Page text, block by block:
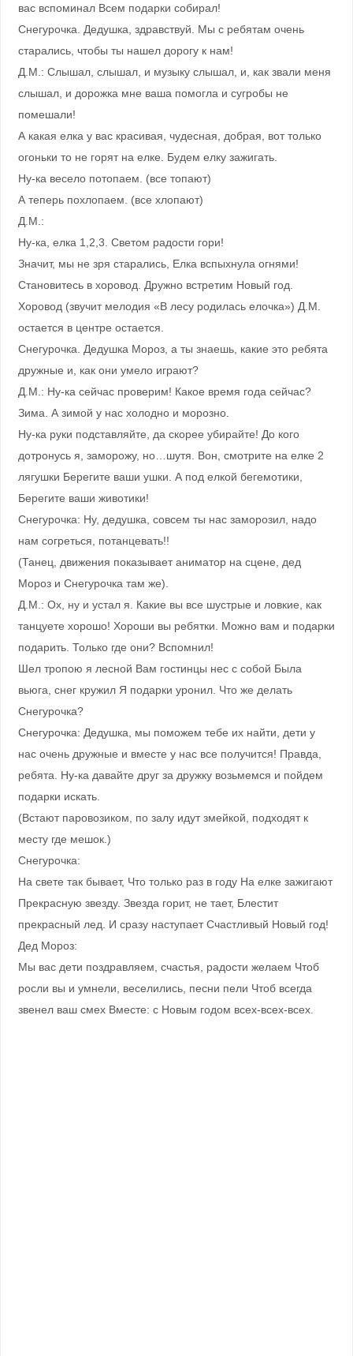
вас вспоминал Всем подарки собирал!
Снегурочка. Дедушка, здравствуй. Мы с ребятам очень
старались, чтобы ты нашел дорогу к нам!
Д.М.: Слышал, слышал, и музыку слышал, и, как звали меня
слышал, и дорожка мне ваша помогла и сугробы не
помешали!
А какая елка у вас красивая, чудесная, добрая, вот только
огоньки то не горят на елке. Будем елку зажигать.
Ну-ка весело потопаем. (все топают)
А теперь похлопаем. (все хлопают)
Д.М.:
Ну-ка, елка 1,2,3. Светом радости гори!
Значит, мы не зря старались, Елка вспыхнула огнями!
Становитесь в хоровод. Дружно встретим Новый год.
Хоровод (звучит мелодия «В лесу родилась елочка») Д.М.
остается в центре остается.
Снегурочка. Дедушка Мороз, а ты знаешь, какие это ребята
дружные и, как они умело играют?
Д.М.: Ну-ка сейчас проверим! Какое время года сейчас?
Зима. А зимой у нас холодно и морозно.
Ну-ка руки подставляйте, да скорее убирайте! До кого
дотронусь я, заморожу, но…шутя. Вон, смотрите на елке 2
лягушки Берегите ваши ушки. А под елкой бегемотики,
Берегите ваши животики!
Снегурочка: Ну, дедушка, совсем ты нас заморозил, надо
нам согреться, потанцевать!!
(Танец, движения показывает аниматор на сцене, дед
Мороз и Снегурочка там же).
Д.М.: Ох, ну и устал я. Какие вы все шустрые и ловкие, как
танцуете хорошо! Хороши вы ребятки. Можно вам и подарки
подарить. Только где они? Вспомнил!
Шел тропою я лесной Вам гостинцы нес с собой Была
вьюга, снег кружил Я подарки уронил. Что же делать
Снегурочка?
Снегурочка: Дедушка, мы поможем тебе их найти, дети у
нас очень дружные и вместе у нас все получится! Правда,
ребята. Ну-ка давайте друг за дружку возьмемся и пойдем
подарки искать.
(Встают паровозиком, по залу идут змейкой, подходят к
месту где мешок.)
Снегурочка:
На свете так бывает, Что только раз в году На елке зажигают
Прекрасную звезду. Звезда горит, не тает, Блестит
прекрасный лед. И сразу наступает Счастливый Новый год!
Дед Мороз:
Мы вас дети поздравляем, счастья, радости желаем Чтоб
росли вы и умнели, веселились, песни пели Чтоб всегда
звенел ваш смех Вместе: с Новым годом всех-всех-всех.